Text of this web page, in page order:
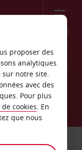
Menu
proposer des
analytiques
notre site.
avec des
Pour plus
cookies. En
que nous